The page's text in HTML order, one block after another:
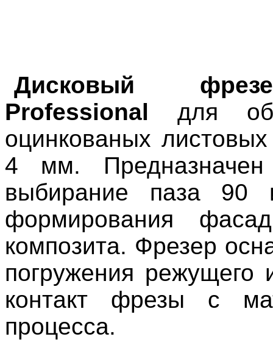
Дисковый
Professional для
оцинкованых
4 мм.
выбирание паза
формирования
композита. Фрезер
погружения режущего
контакт фрезы с
процесса.